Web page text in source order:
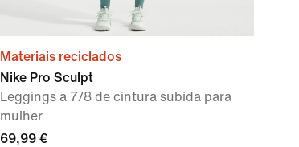
Materiais reciclados
Nike Pro Sculpt
Leggings a 7/8 de cintura subida para
mulher
69,99 €